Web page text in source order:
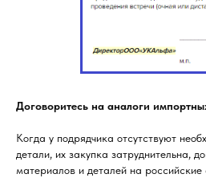
Договоритесь на аналоги
Когда у подрядчика отсутствуют
детали, их закупка затруднительна,
материалов и деталей на российские